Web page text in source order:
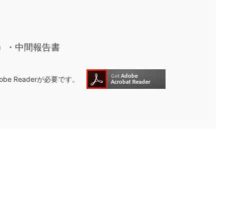
・中間報告書
Readerが必要です。
window.)